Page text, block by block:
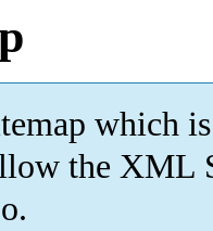
which is
the XML